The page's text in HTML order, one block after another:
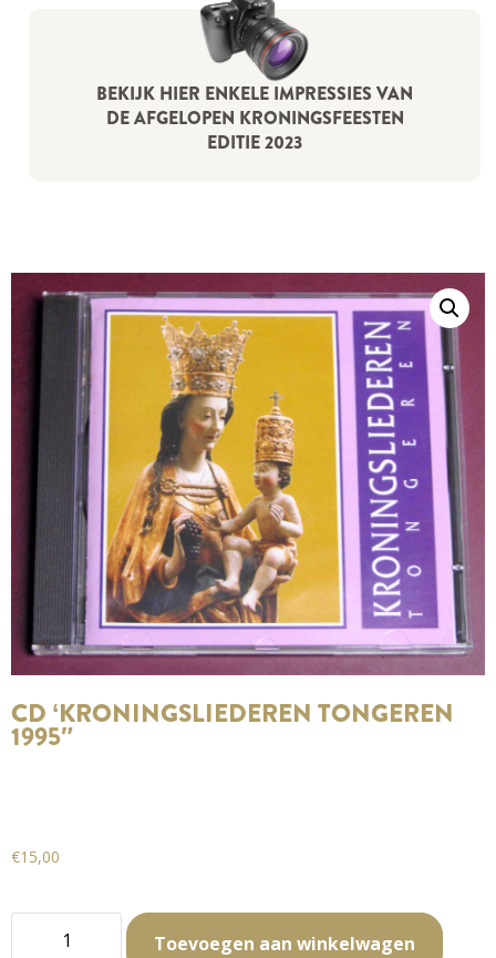
BEKIJK HIER ENKELE IMPRESSIES VAN
DE AFGELOPEN KRONINGSFEESTEN
EDITIE 2023
CD ‘KRONINGSLIEDEREN TONGEREN
1995″
€15,00
Toevoegen aan winkelwagen